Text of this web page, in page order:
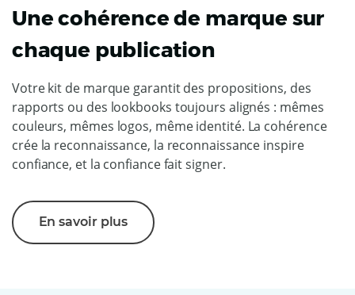
Une cohérence de marque sur
chaque publication
Votre kit de marque garantit des propositions, des
rapports ou des lookbooks toujours alignés : mêmes
couleurs, mêmes logos, même identité. La cohérence
crée la reconnaissance, la reconnaissance inspire
confiance, et la confiance fait signer.
En savoir plus